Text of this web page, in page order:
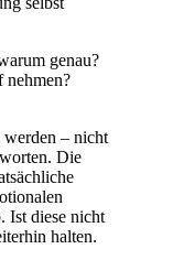
genau?
nehmen?
werden – nicht
Die
Ist diese nicht
halten.